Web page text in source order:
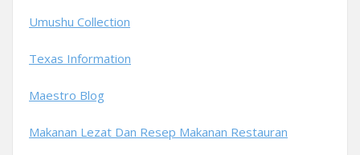
Umushu Collection
Texas Information
Maestro Blog
Makanan Lezat Dan Resep Makanan Restauran